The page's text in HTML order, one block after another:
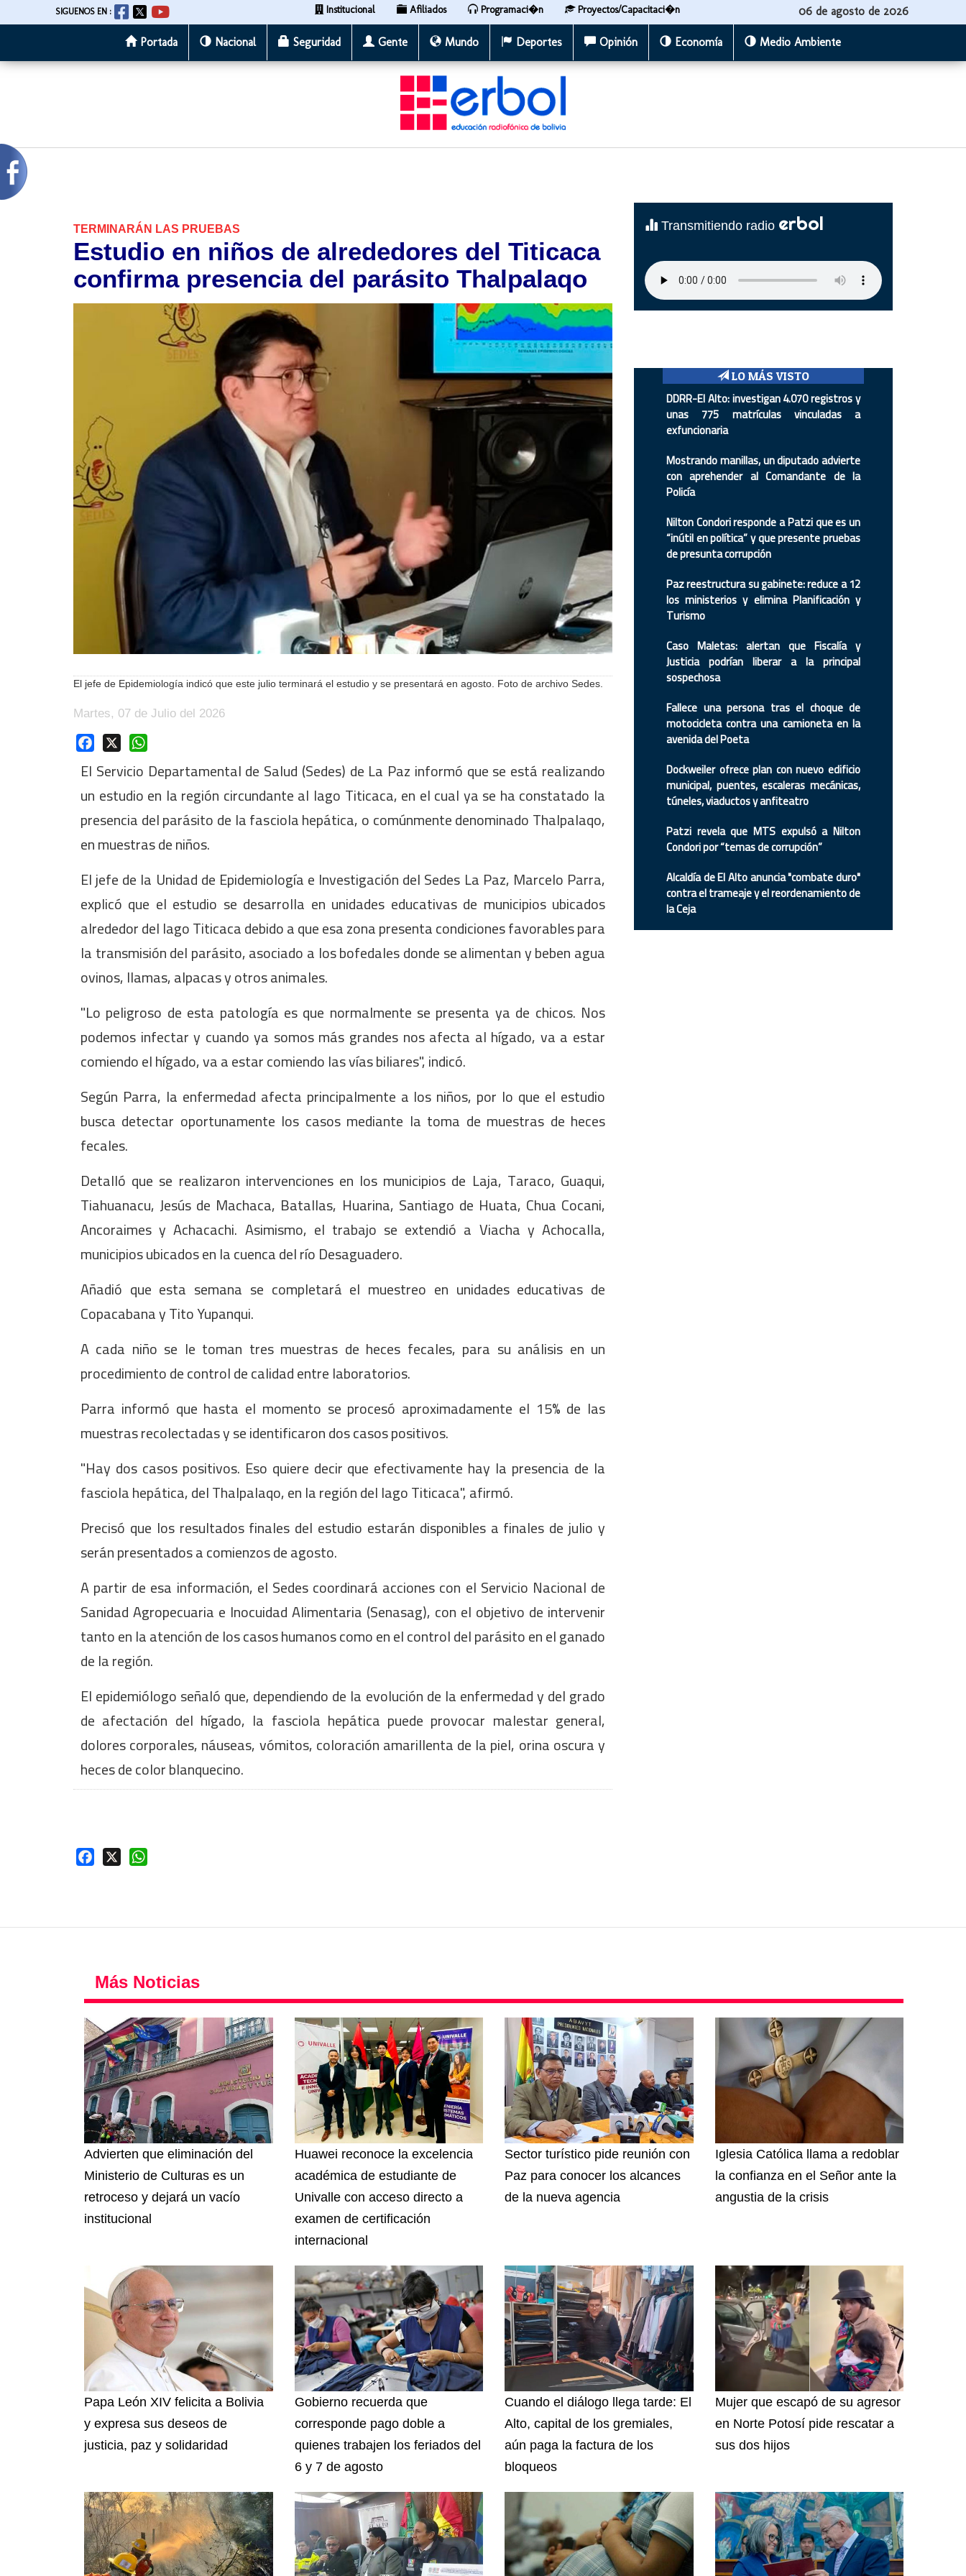
al
SIGUENOS EN : Institucional Afiliados Programaci�n Proyectos/Capacitaci�n 06 de agosto de 2026
Portada Nacional Seguridad Gente Mundo Deportes Opinión Economía Medio Ambiente
TERMINARÁN LAS PRUEBAS
Estudio en niños de alrededores del Titicaca
confirma presencia del parásito Thalpalaqo
El jefe de Epidemiología indicó que este julio terminará el estudio y se presentará en agosto. Foto de archivo Sedes.
Martes, 07 de Julio del 2026
Facebook
El Servicio Departamental de Salud (Sedes) de La Paz informó que se está realizando
un estudio en la región circundante al lago Titicaca, en el cual ya se ha constatado la
presencia del parásito de la fasciola hepática, o comúnmente denominado Thalpalaqo,
en muestras de niños.
El jefe de la Unidad de Epidemiología e Investigación del Sedes La Paz, Marcelo Parra,
explicó que el estudio se desarrolla en unidades educativas de municipios ubicados
alrededor del lago Titicaca debido a que esa zona presenta condiciones favorables para
la transmisión del parásito, asociado a los bofedales donde se alimentan y beben agua
ovinos, llamas, alpacas y otros animales.
"Lo peligroso de esta patología es que normalmente se presenta ya de chicos. Nos
podemos infectar y cuando ya somos más grandes nos afecta al hígado, va a estar
comiendo el hígado, va a estar comiendo las vías biliares", indicó.
Según Parra, la enfermedad afecta principalmente a los niños, por lo que el estudio
busca detectar oportunamente los casos mediante la toma de muestras de heces
fecales.
Detalló que se realizaron intervenciones en los municipios de Laja, Taraco, Guaqui,
Tiahuanacu, Jesús de Machaca, Batallas, Huarina, Santiago de Huata, Chua Cocani,
Ancoraimes y Achacachi. Asimismo, el trabajo se extendió a Viacha y Achocalla,
municipios ubicados en la cuenca del río Desaguadero.
Añadió que esta semana se completará el muestreo en unidades educativas de
Copacabana y Tito Yupanqui.
A cada niño se le toman tres muestras de heces fecales, para su análisis en un
procedimiento de control de calidad entre laboratorios.
Parra informó que hasta el momento se procesó aproximadamente el 15% de las
muestras recolectadas y se identificaron dos casos positivos.
"Hay dos casos positivos. Eso quiere decir que efectivamente hay la presencia de la
fasciola hepática, del Thalpalaqo, en la región del lago Titicaca", afirmó.
Precisó que los resultados finales del estudio estarán disponibles a finales de julio y
serán presentados a comienzos de agosto.
A partir de esa información, el Sedes coordinará acciones con el Servicio Nacional de
Sanidad Agropecuaria e Inocuidad Alimentaria (Senasag), con el objetivo de intervenir
tanto en la atención de los casos humanos como en el control del parásito en el ganado
de la región.
El epidemiólogo señaló que, dependiendo de la evolución de la enfermedad y del grado
de afectación del hígado, la fasciola hepática puede provocar malestar general,
dolores corporales, náuseas, vómitos, coloración amarillenta de la piel, orina oscura y
heces de color blanquecino.
Facebook
Transmitiendo radio erbol
LO MÁS VISTO
DDRR-El Alto: investigan 4.070 registros y
unas 775 matrículas vinculadas a
exfuncionaria
Mostrando manillas, un diputado advierte
con aprehender al Comandante de la
Policía
Nilton Condori responde a Patzi que es un
“inútil en política” y que presente pruebas
de presunta corrupción
Paz reestructura su gabinete: reduce a 12
los ministerios y elimina Planificación y
Turismo
Caso Maletas: alertan que Fiscalía y
Justicia podrían liberar a la principal
sospechosa
Fallece una persona tras el choque de
motocicleta contra una camioneta en la
avenida del Poeta
Dockweiler ofrece plan con nuevo edificio
municipal, puentes, escaleras mecánicas,
túneles, viaductos y anfiteatro
Patzi revela que MTS expulsó a Nilton
Condori por “temas de corrupción”
Alcaldía de El Alto anuncia "combate duro"
contra el trameaje y el reordenamiento de
la Ceja
Más Noticias
Advierten que eliminación del
Ministerio de Culturas es un
retroceso y dejará un vacío
institucional
Huawei reconoce la excelencia
académica de estudiante de
Univalle con acceso directo a
examen de certificación
internacional
Sector turístico pide reunión con
Paz para conocer los alcances
de la nueva agencia
Iglesia Católica llama a redoblar
la confianza en el Señor ante la
angustia de la crisis
Papa León XIV felicita a Bolivia
y expresa sus deseos de
justicia, paz y solidaridad
Gobierno recuerda que
corresponde pago doble a
quienes trabajen los feriados del
6 y 7 de agosto
Cuando el diálogo llega tarde: El
Alto, capital de los gremiales,
aún paga la factura de los
bloqueos
Mujer que escapó de su agresor
en Norte Potosí pide rescatar a
sus dos hijos